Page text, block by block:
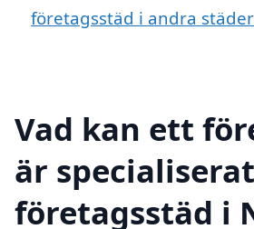
företagsstäd i andra
Vad kan ett
är
företagsstäd i